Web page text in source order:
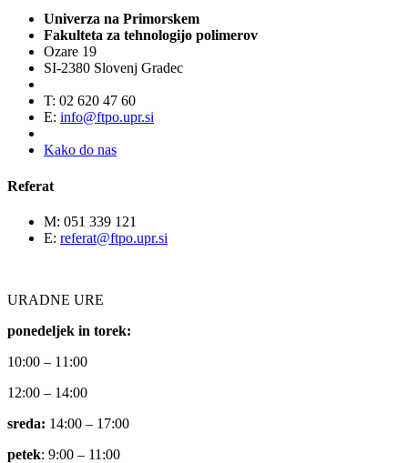
Univerza na Primorskem
Fakulteta za tehnologijo polimerov
Ozare 19
SI-2380 Slovenj Gradec
T: 02 620 47 60
E: info@ftpo.upr.si
Kako do nas
Referat
M: 051 339 121
E: referat@ftpo.upr.si
URADNE URE
ponedeljek in torek:
10:00 – 11:00
12:00 – 14:00
sreda: 14:00 – 17:00
petek: 9:00 – 11:00